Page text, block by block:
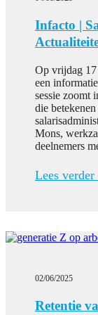
Infacto |
Op vrijdag
een
sessie zoomt
die
Mons,
deelnemers
Lees verder
02/06/2025
Retentie